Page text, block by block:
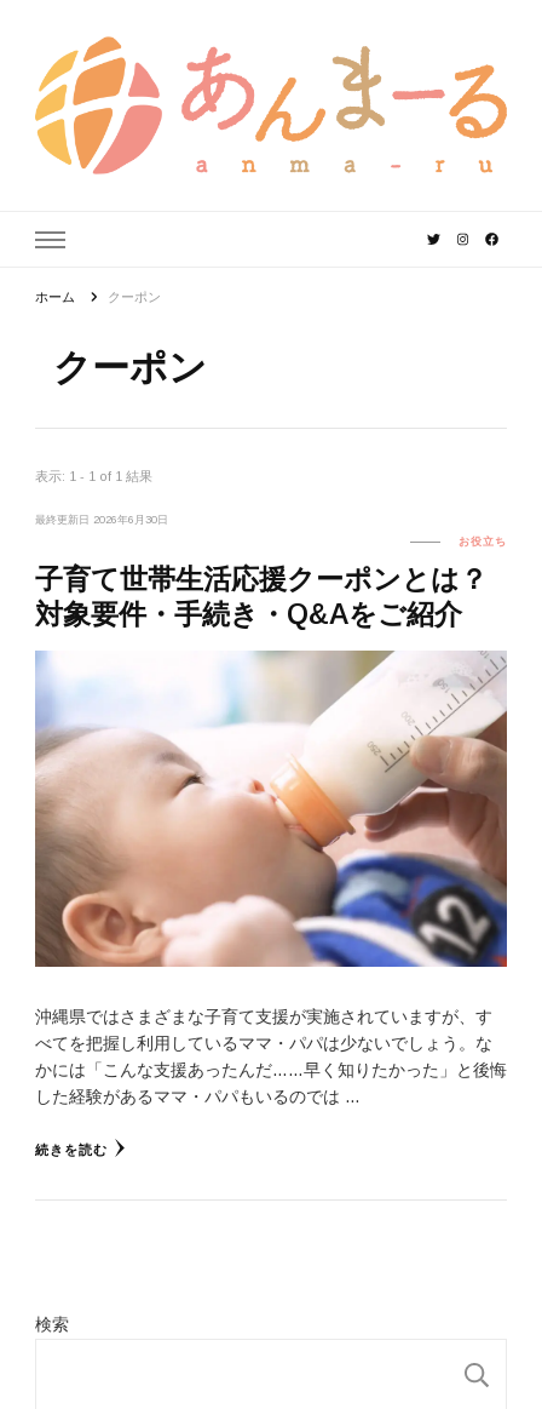
ホーム クーポン
クーポン
表示: 1 - 1 of 1 結果
最終更新日 2026年6月30日
お役立ち
子育て世帯生活応援クーポンとは？
対象要件・手続き・Q&Aをご紹介
沖縄県ではさまざまな子育て支援が実施されていますが、す
べてを把握し利用しているママ・パパは少ないでしょう。な
かには「こんな支援あったんだ……早く知りたかった」と後悔
した経験があるママ・パパもいるのでは …
続きを読む
検索